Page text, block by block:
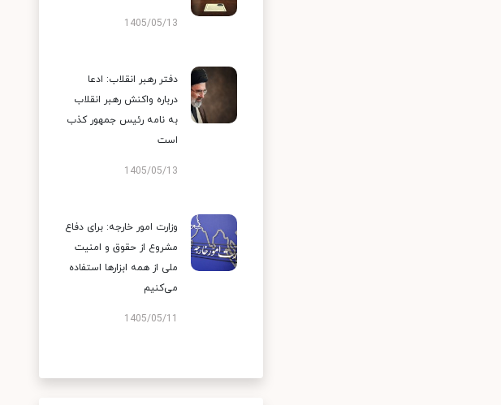
1405/05/13
دفتر رهبر انقلاب: ادعا
درباره واکنش رهبر انقلاب
به نامه رئیس جمهور کذب
است
1405/05/13
وزارت امور خارجه: برای دفاع
مشروع از حقوق و امنیت
ملی از همه ابزارها استفاده
می‌کنیم
1405/05/11